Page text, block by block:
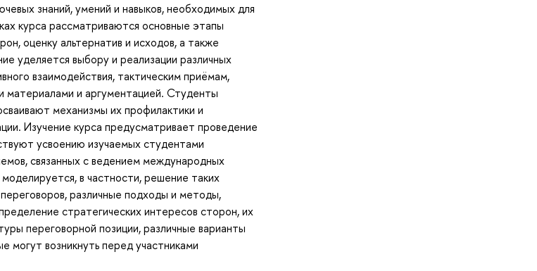
знаний, умений и навыков, необходимых для
курса рассматриваются основные этапы
оценку альтернатив и исходов, а также
уделяется выбору и реализации различных
взаимодействия, тактическим приёмам,
материалами и аргументацией. Студенты
механизмы их профилактики и
Изучение курса предусматривает проведение
усвоению изучаемых студентами
связанных с ведением международных
в частности, решение таких
различные подходы и методы,
стратегических интересов сторон, их
переговорной позиции, различные варианты
могут возникнуть перед участниками